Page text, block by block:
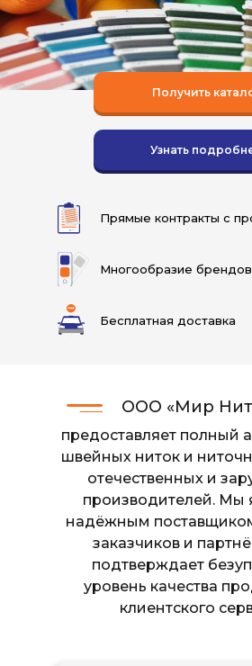
Узнать
Получить
Многообразие брендов
Прямые контракты с
Бесплатная доставка
ООО «Мир
предоставляет полный
швейных ниток и
отечественных и
производителей. Мы
надёжным
заказчиков и
подтверждает
уровень качества
клиентского